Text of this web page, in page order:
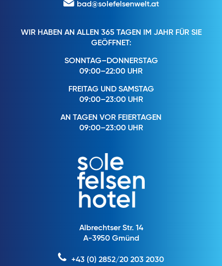
bad@solefelsenwelt.at
WIR HABEN AN ALLEN 365 TAGEN IM JAHR FÜR SIE
GEÖFFNET:
SONNTAG–DONNERSTAG
09:00–22:00 UHR
FREITAG UND SAMSTAG
09:00–23:00 UHR
AN TAGEN VOR FEIERTAGEN
09:00–23:00 UHR
Albrechtser Str. 14
A-3950 Gmünd
+43 (0) 2852/20 203 2030